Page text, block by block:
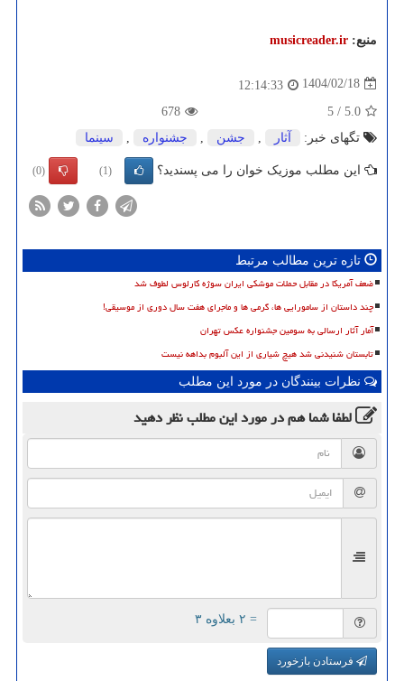
منبع: musicreader.ir
1404/02/18
12:14:33
5.0
/
5
678
تگهای خبر:
آثار جشن جشنواره سینما
این مطلب موزیک خوان را می پسندید؟ (1)
(0)
تازه ترین مطالب مرتبط
ضعف آمریکا در مقابل حملات موشکی ایران سوژه کارلوس لطوف شد
چند داستان از سامورایی ها، گرمی ها و ماجرای هفت سال دوری از موسیقی!
آمار آثار ارسالی به سومین جشنواره عکس تهران
تابستان شنیدنی شد هیچ شیاری از این آلبوم بداهه نیست
نظرات بینندگان در مورد این مطلب
لطفا شما همدر مورد این مطلبنظر دهید
= ۲ بعلاوه ۳
فرستادن بازخورد